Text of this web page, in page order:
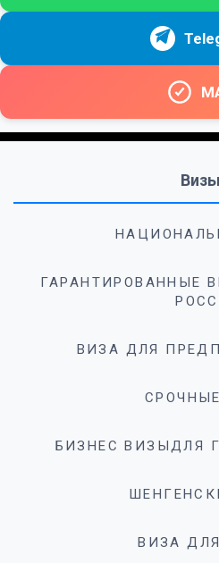
Визы
ГАРАНТИРОВАННЫЕ
ВИЗА ДЛЯ
БИЗНЕС ВИЗЫДЛЯ
ВИЗА